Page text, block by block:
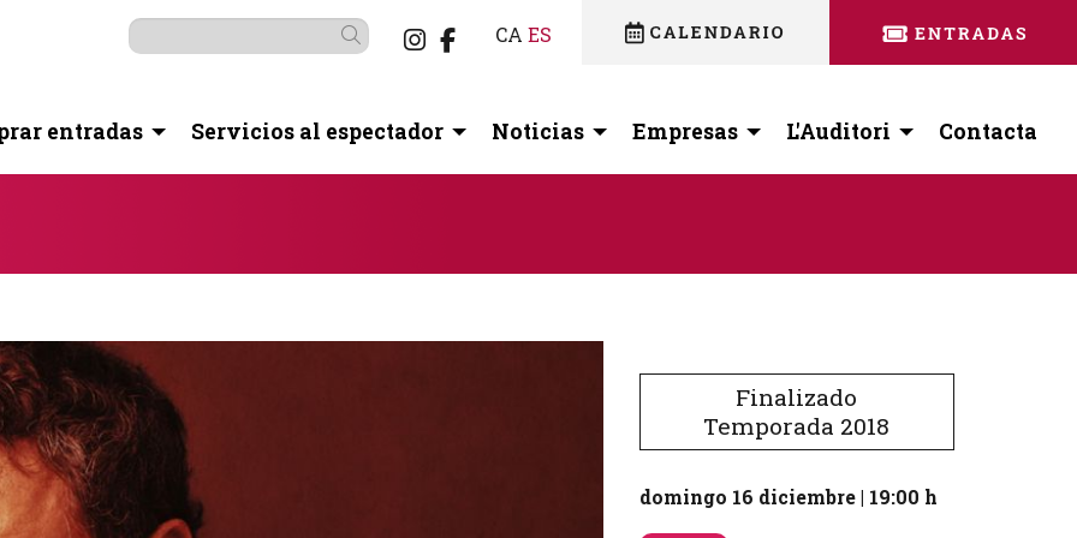
CA ES
Link a instagram
Link a facebook
Buscar
entradas Servicios al espectador Noticias Empresas L'Auditori Contacta
Finalizado
Temporada 2018
domingo 16 diciembre| 19:00 h